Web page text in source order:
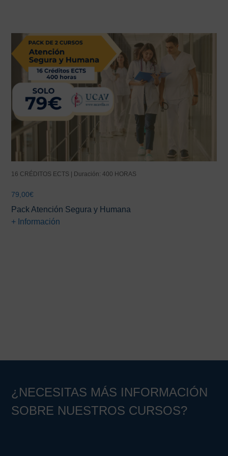
16 CRÉDITOS ECTS | Duración: 400 HORAS
79,00€
Pack Atención Segura y Humana
+ Información
¿NECESITAS MÁS INFORMACIÓN
SOBRE NUESTROS CURSOS?